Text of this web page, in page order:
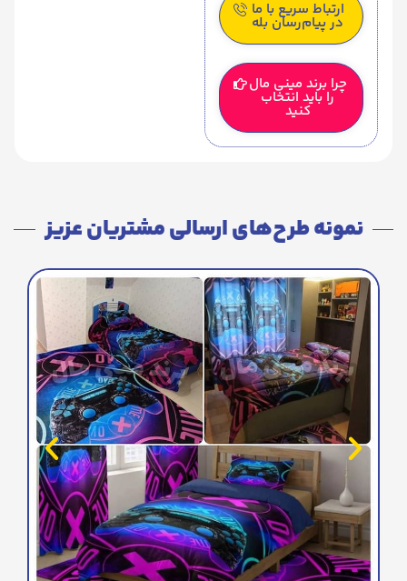
ارتباط سریع با ما
در پیام‌رسان بله
چرا برند مینی مال
را باید انتخاب
کنید
نمونه طرح‌های ارسالی مشتریان عزیز